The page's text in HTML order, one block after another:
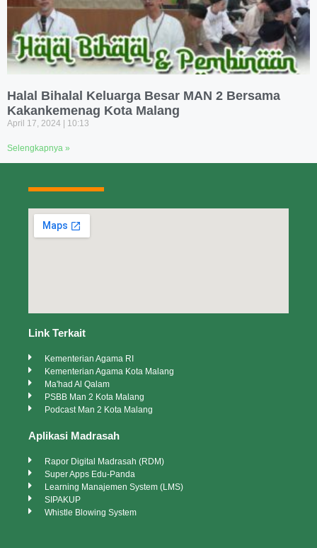
Halal Bihalal Keluarga Besar MAN 2 Bersama
Kakankemenag Kota Malang
April 17, 2024 10:13
Selengkapnya »
Link Terkait
Kementerian Agama RI
Kementerian Agama Kota Malang
Ma'had Al Qalam
PSBB Man 2 Kota Malang
Podcast Man 2 Kota Malang
Aplikasi Madrasah
Rapor Digital Madrasah (RDM)
Super Apps Edu-Panda
Learning Manajemen System (LMS)
SIPAKUP
Whistle Blowing System